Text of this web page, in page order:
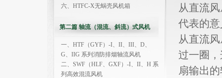
六、HTFC-X无蜗壳风机箱
第二篇 轴流（混流、斜流）式风机
一、HTF（GYF）-I、II、III、D、
G、IIG 系列消防排烟轴流风机
二、SWF（HLF、GXF）-I、II、H 系
列高效混流风机
从直流
代表的
从直流
过一圈
扇输出